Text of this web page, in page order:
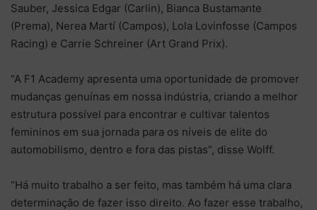
Sauber, Jessica Edgar (Carlin), Bianca Bustamante
(Prema), Nerea Martí (Campos), Lola Lovinfosse (Campos
Racing) e Carrie Schreiner (Art Grand Prix).
“A F1 Academy apresenta uma oportunidade de promover
mudanças genuínas em nossa indústria, criando a melhor
estrutura possível para encontrar e cultivar talentos
femininos em sua jornada para os níveis de elite do
automobilismo, dentro e fora das pistas”, disse Wolff.
“Há muito trabalho a ser feito, mas também há uma clara
determinação de fazer isso direito. Ao fazer esse trabalho,